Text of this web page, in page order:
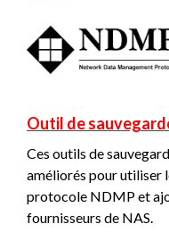
Outil de
Ces outils de
améliorés pour utiliser
protocole NDMP et
fournisseurs de NAS.